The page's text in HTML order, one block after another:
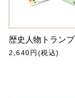
歴史人物トランプ
2,640円(税込)